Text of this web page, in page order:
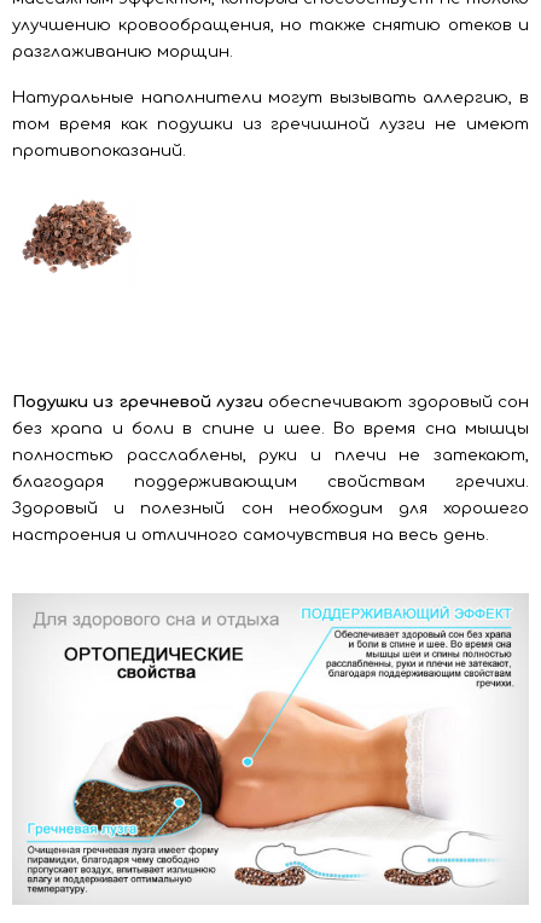
улучшению кровообращения, но также снятию отеков и
разглаживанию морщин.
Натуральные наполнители могут вызывать аллергию, в
том время как подушки из гречишной лузги не имеют
противопоказаний.
Подушки из гречневой лузги обеспечивают здоровый сон
без храпа и боли в спине и шее. Во время сна мышцы
полностью расслаблены, руки и плечи не затекают,
благодаря поддерживающим свойствам гречихи.
Здоровый и полезный сон необходим для хорошего
настроения и отличного самочувствия на весь день.